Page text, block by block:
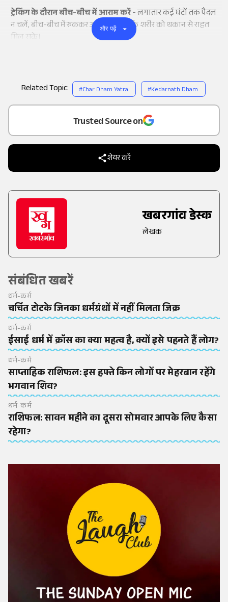
Add
as a
Trusted Source on
शेयर करें
खबरगांव डेस्क
लेखक
संबंधित खबरें
धर्म-कर्म
चर्चित टोटके जिनका धर्मग्रंथों में नहीं मिलता जिक्र
धर्म-कर्म
ईसाई धर्म में क्रॉस का क्या महत्व है, क्यों इसे पहनते हैं लोग?
धर्म-कर्म
साप्ताहिक राशिफल: इस हफ्ते किन लोगों पर मेहरबान रहेंगे
भगवान शिव?
धर्म-कर्म
राशिफल: सावन महीने का दूसरा सोमवार आपके लिए कैसा
रहेगा?
ट्रेकिंग के दौरान बीच-बीच में आराम करें- लगातार कई घंटों तक पैदल
न चलें, बीच-बीच में रुककर आराम करें, ताकि शरीर को थकान से राहत
मिल सके।
और पढ़ें
Related Topic: #Char Dham Yatra #Kedarnath Dham